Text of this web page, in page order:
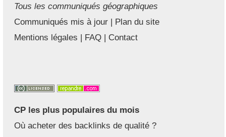
Tous les communiqués géographiques
Communiqués mis à jour | Plan du site
Mentions légales | FAQ | Contact
CP les plus populaires du mois
Où acheter des backlinks de qualité ?